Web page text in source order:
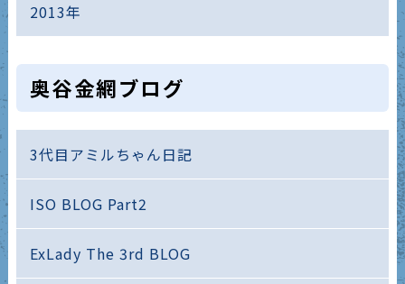
2013年
奥谷金網ブログ
3代目アミルちゃん日記
ISO BLOG Part2
ExLady The 3rd BLOG